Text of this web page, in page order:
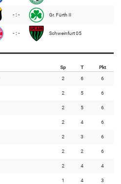
- : - Gr. Fürth II
- : - Schweinfurt 05
Sp T Pkt
2 6 6
2 5 6
2 5 6
2 4 6
2 3 6
2 2 6
2 4 4
1 4 3